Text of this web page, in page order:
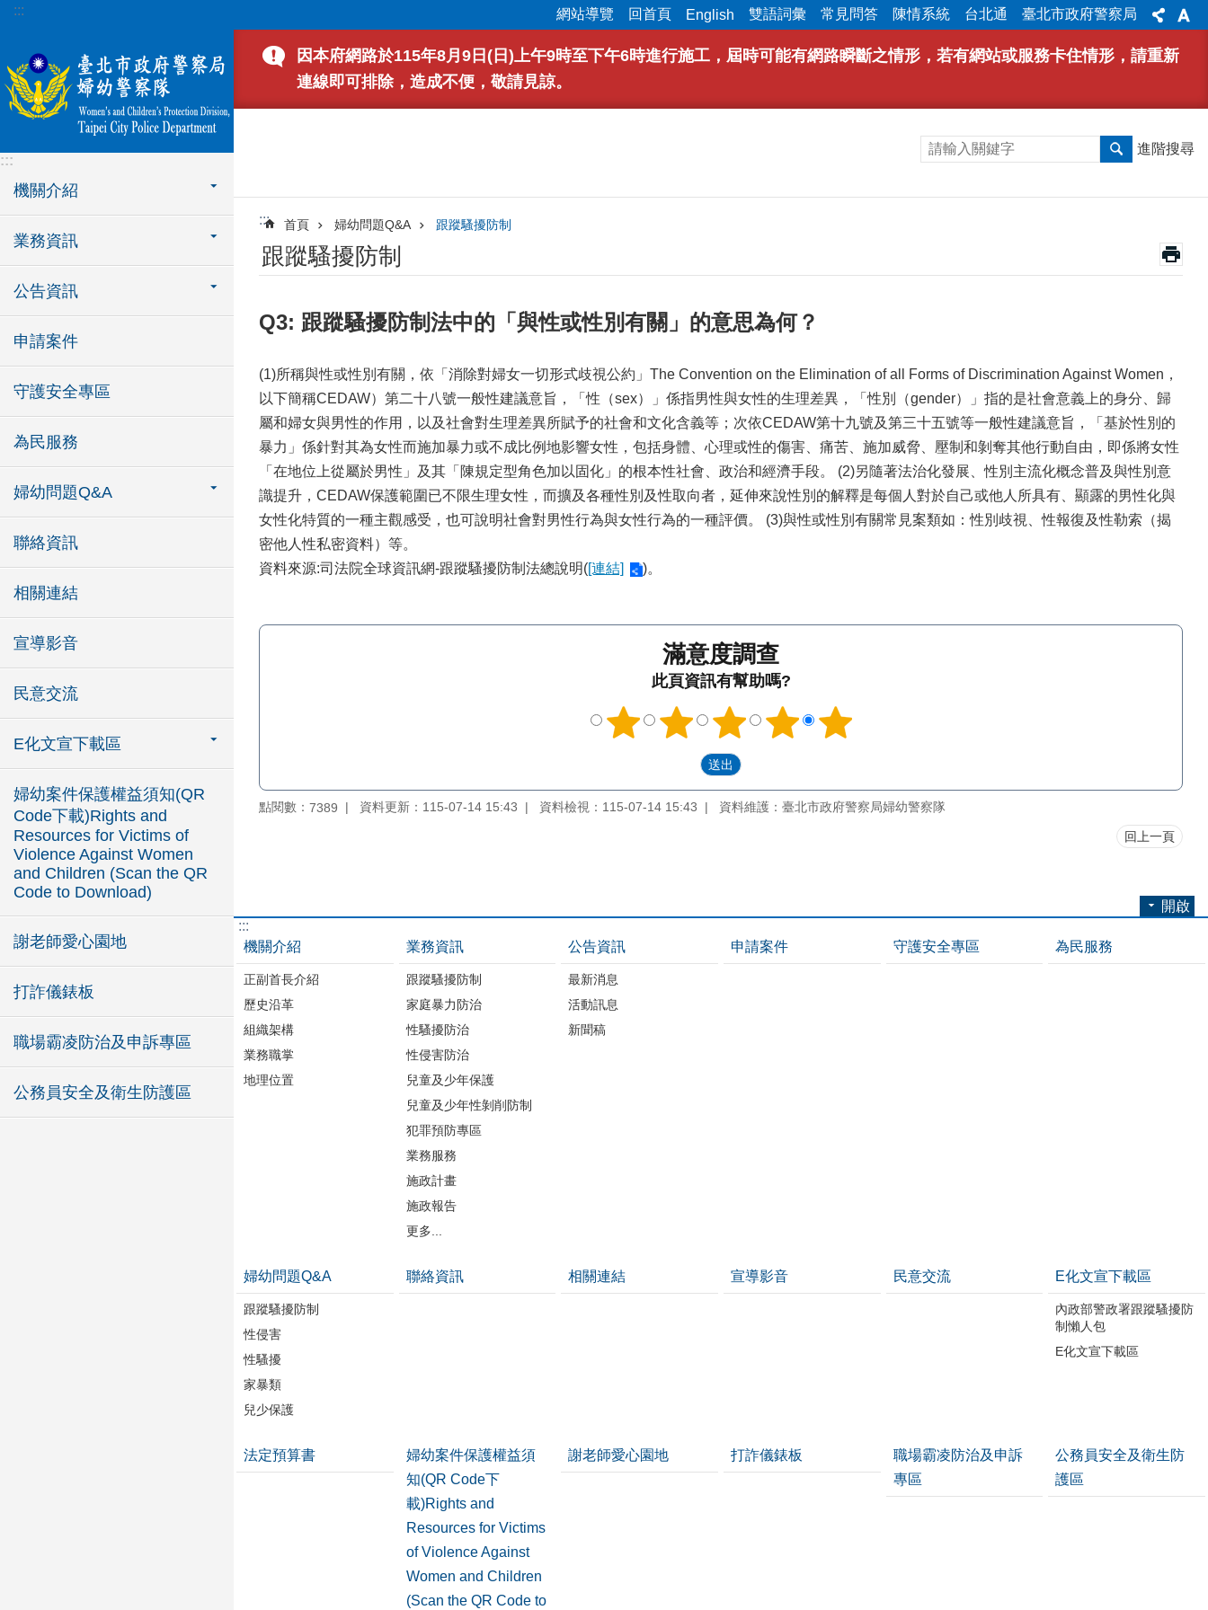
跳到主要內容區塊
::: 網站導覽 回首頁 English 雙語詞彙 常見問答 陳情系統 台北通 臺北市政府警察局
:::
機關介紹
業務資訊
公告資訊
申請案件
守護安全專區
為民服務
婦幼問題Q&A
聯絡資訊
相關連結
宣導影音
民意交流
E化文宣下載區
婦幼案件保護權益須知(QR
Code下載)Rights and
Resources for Victims of
Violence Against Women
and Children (Scan the QR
Code to Download)
謝老師愛心園地
打詐儀錶板
職場霸凌防治及申訴專區
公務員安全及衛生防護區
因本府網路於115年8月9日(日)上午9時至下午6時進行施工，屆時可能有網路瞬斷之情形，若有網站或服務卡住情形，請重新
連線即可排除，造成不便，敬請見諒。
進階搜尋
::: 首頁 婦幼問題Q&A 跟蹤騷擾防制
跟蹤騷擾防制
Q3: 跟蹤騷擾防制法中的「與性或性別有關」的意思為何？
(1)所稱與性或性別有關，依「消除對婦女一切形式歧視公約」The Convention on the Elimination of all Forms of Discrimination Against Women，
以下簡稱CEDAW）第二十八號一般性建議意旨，「性（sex）」係指男性與女性的生理差異，「性別（gender）」指的是社會意義上的身分、歸
屬和婦女與男性的作用，以及社會對生理差異所賦予的社會和文化含義等；次依CEDAW第十九號及第三十五號等一般性建議意旨，「基於性別的
暴力」係針對其為女性而施加暴力或不成比例地影響女性，包括身體、心理或性的傷害、痛苦、施加威脅、壓制和剝奪其他行動自由，即係將女性
「在地位上從屬於男性」及其「陳規定型角色加以固化」的根本性社會、政治和經濟手段。 (2)另隨著法治化發展、性別主流化概念普及與性別意
識提升，CEDAW保護範圍已不限生理女性，而擴及各種性別及性取向者，延伸來說性別的解釋是每個人對於自己或他人所具有、顯露的男性化與
女性化特質的一種主觀感受，也可說明社會對男性行為與女性行為的一種評價。 (3)與性或性別有關常見案類如：性別歧視、性報復及性勒索（揭
密他人性私密資料）等。
資料來源:司法院全球資訊網-跟蹤騷擾防制法總說明([連結] )。
滿意度調查
此頁資訊有幫助嗎?
點閱數： 7389 資料更新：115-07-14 15:43 資料檢視：115-07-14 15:43 資料維護：臺北市政府警察局婦幼警察隊
回上一頁
開啟
:::
機關介紹
正副首長介紹
歷史沿革
組織架構
業務職掌
地理位置
業務資訊
跟蹤騷擾防制
家庭暴力防治
性騷擾防治
性侵害防治
兒童及少年保護
兒童及少年性剝削防制
犯罪預防專區
業務服務
施政計畫
施政報告
更多...
公告資訊
最新消息
活動訊息
新聞稿
申請案件 守護安全專區 為民服務
婦幼問題Q&A
跟蹤騷擾防制
性侵害
性騷擾
家暴類
兒少保護
聯絡資訊 相關連結 宣導影音 民意交流 E化文宣下載區
內政部警政署跟蹤騷擾防
制懶人包
E化文宣下載區
法定預算書
婦幼案件保護權益須
知(QR Code下
載)Rights and
Resources for Victims
of Violence Against
Women and Children
(Scan the QR Code to
謝老師愛心園地 打詐儀錶板
職場霸凌防治及申訴
專區
公務員安全及衛生防
護區